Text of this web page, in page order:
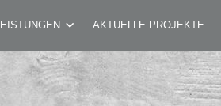
AKTUELLE PROJEKTE
190-192